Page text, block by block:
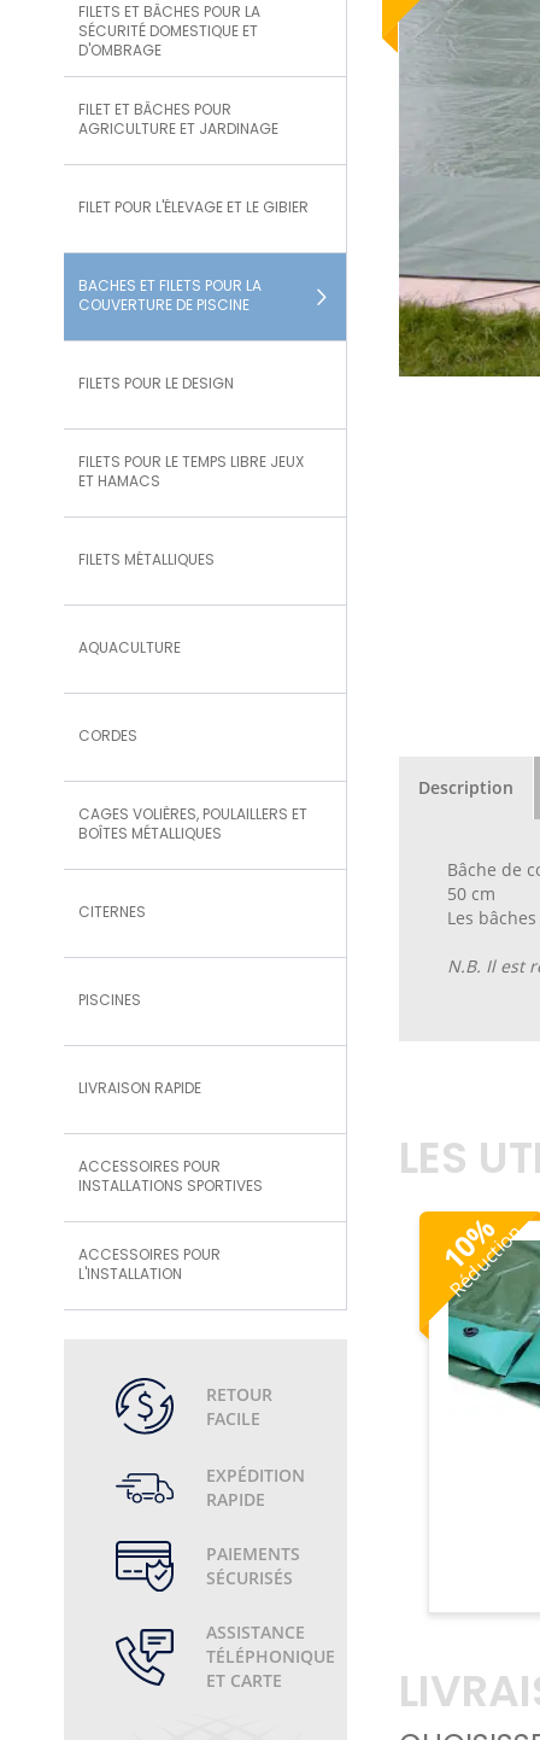
FILETS ET BÂCHES POUR LA
SÉCURITÉ DOMESTIQUE ET
D'OMBRAGE
FILET ET BÂCHES POUR
AGRICULTURE ET JARDINAGE
FILET POUR L'ÉLEVAGE ET LE GIBIER
BACHES ET FILETS POUR LA
COUVERTURE DE PISCINE
FILETS POUR LE DESIGN
FILETS POUR LE TEMPS LIBRE JEUX
ET HAMACS
FILETS MÉTALLIQUES
AQUACULTURE
CORDES
CAGES VOLIÈRES, POULAILLERS ET
BOÎTES MÉTALLIQUES
CITERNES
PISCINES
LIVRAISON RAPIDE
ACCESSOIRES POUR
INSTALLATIONS SPORTIVES
ACCESSOIRES POUR
L'INSTALLATION
RETOUR
FACILE
EXPÉDITION
RAPIDE
PAIEMENTS
SÉCURISÉS
ASSISTANCE
TÉLÉPHONIQUE
ET CARTE
Description
Bâche de
50 cm
Les
N.B. Il est
LES
10
%
Réduction